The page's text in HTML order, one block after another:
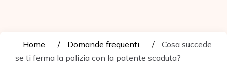
Home Domande frequenti
Cosa succede
se ti ferma la polizia con la patente scaduta?